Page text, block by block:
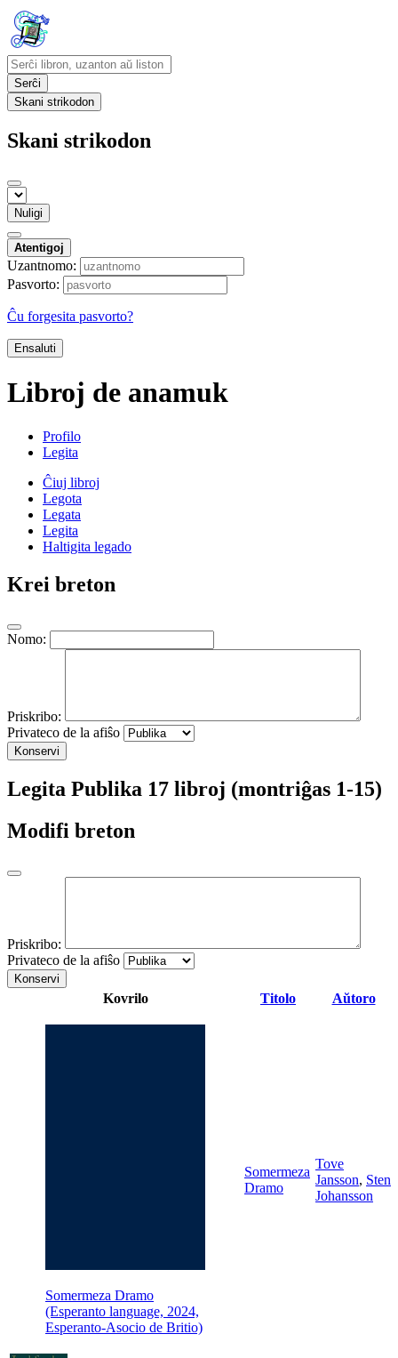
Serĉi
Skani strikodon
Skani strikodon
Nuligi
Atentigoj
Uzantnomo:
Pasvorto:
Ĉu forgesita pasvorto?
Ensaluti
Libroj de anamuk
Profilo
Legita
Ĉiuj libroj
Legota
Legata
Legita
Haltigita legado
Krei breton
Nomo:
Priskribo:
Privateco de la afiŝo
Konservi
Legita Publika 17 libroj (montriĝas 1-15)
Modifi breton
Priskribo:
Privateco de la afiŝo
Konservi
Kovrilo Titolo Aŭtoro
Somermeza Dramo
(Esperanto language, 2024,
Esperanto-Asocio de Britio)
Somermeza
Dramo
Tove
Jansson, Sten
Johansson